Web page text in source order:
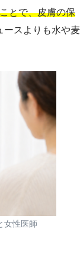
とで、皮膚の保
ースよりも水や麦
女性医師